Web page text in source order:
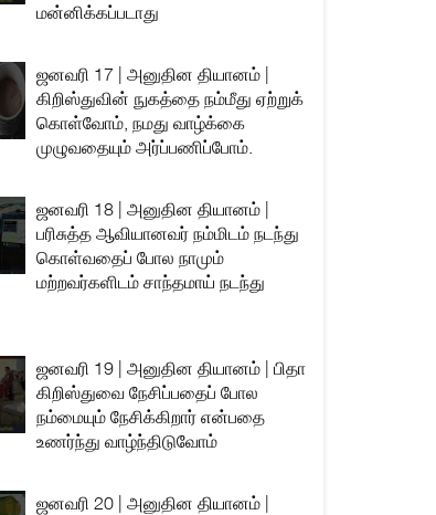
மன்னிக்கப்படாது
ஜனவரி 17 | அனுதின தியானம் |
கிறிஸ்துவின் நுகத்தை நம்மீது ஏற்றுக்
கொள்வோம், நமது வாழ்க்கை
முழுவதையும் அர்ப்பணிப்போம்.
ஜனவரி 18 | அனுதின தியானம் |
பரிசுத்த ஆவியானவர் நம்மிடம் நடந்து
கொள்வதைப் போல நாமும்
மற்றவர்களிடம் சாந்தமாய் நடந்து
ஜனவரி 19 | அனுதின தியானம் | பிதா
கிறிஸ்துவை நேசிப்பதைப் போல
நம்மையும் நேசிக்கிறார் என்பதை
உணர்ந்து வாழ்ந்திடுவோம்
ஜனவரி 20 | அனுதின தியானம் |